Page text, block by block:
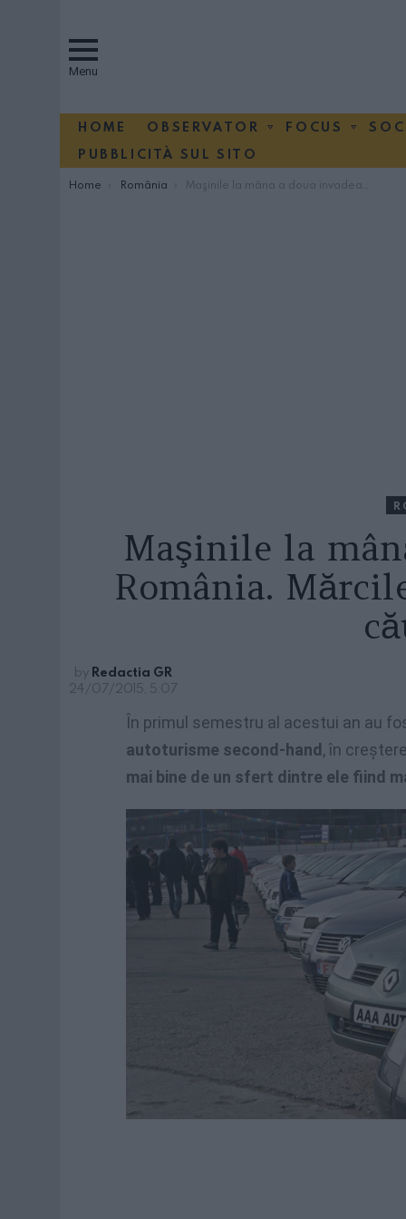
Menu
HOME OBSERVATOR FOCUS
PUBBLICITÀ SUL SITO
You are here:
Home România Maşinile la mâna a doua invadează România. Mărcile nemţeşti, cele mai căutate
Maşinile la
România.
by Redactia GR
24/07/2015, 5:07
În primul semestru al acestui an au
autoturisme second-hand , în
mai bine de un sfert dintre ele fiind